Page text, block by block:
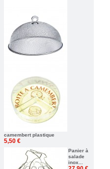
camembert plastique
5,50 €
Panier à
salade
inox...